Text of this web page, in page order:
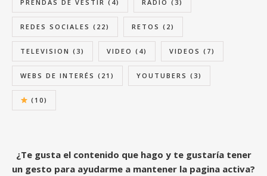
PRENDAS DE VESTIR (4) RADIO (3)
REDES SOCIALES (22) RETOS (2)
TELEVISION (3) VIDEO (4) VIDEOS (7)
WEBS DE INTERÉS (21) YOUTUBERS (3)
(10)
¿Te gusta el contenido que hago y te gustaría tener
un gesto para ayudarme a mantener la pagina activa?